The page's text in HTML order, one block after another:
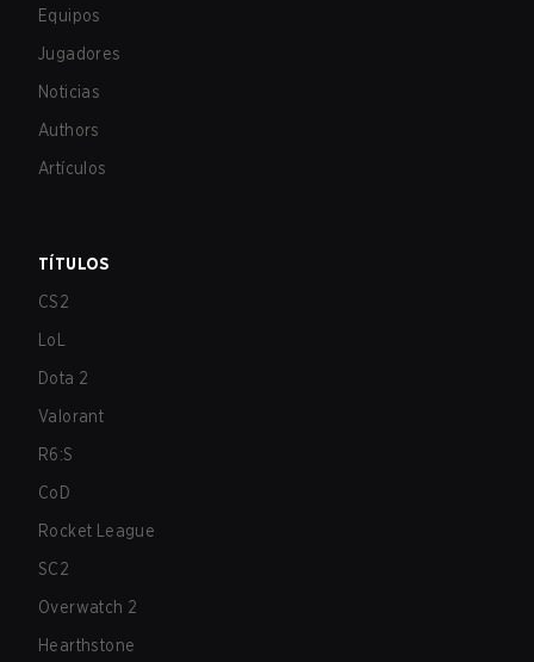
Equipos
Jugadores
Noticias
Authors
Artículos
TÍTULOS
CS2
LoL
Dota 2
Valorant
R6:S
CoD
Rocket League
SC2
Overwatch 2
Hearthstone